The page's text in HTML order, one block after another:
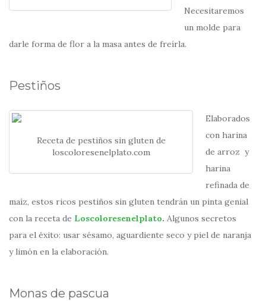
Necesitaremos
un molde para
darle forma de flor a la masa antes de freírla.
Pestiños
Receta de pestiños sin gluten de
loscoloresenelplato.com
Elaborados
con harina
de arroz y
harina
refinada de
maíz, estos ricos pestiños sin gluten tendrán un pinta genial
con la receta de Loscoloresenelplato. Algunos secretos
para el éxito: usar sésamo, aguardiente seco y piel de naranja
y limón en la elaboración.
Monas de pascua